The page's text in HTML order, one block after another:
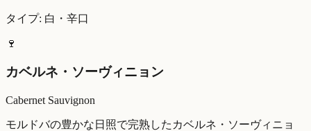
タイプ: 白・辛口
🍷
カベルネ・ソーヴィニョン
Cabernet Sauvignon
モルドバの豊かな日照で完熟したカベルネ・ソーヴィニョ